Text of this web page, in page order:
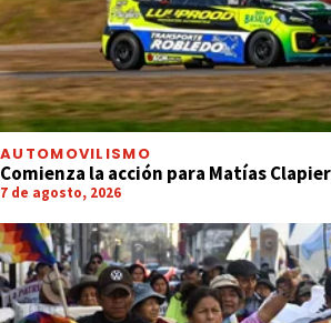
AUTOMOVILISMO
Comienza la acción para Matías
7 de agosto, 2026